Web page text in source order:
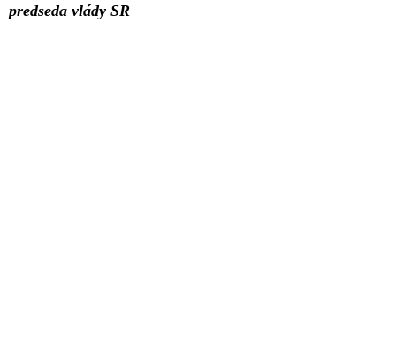
predseda vlády SR